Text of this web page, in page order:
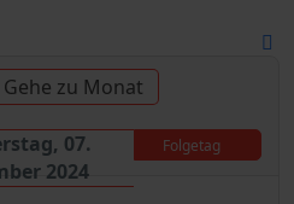
Gehe zu Monat
07.
2024
Folgetag